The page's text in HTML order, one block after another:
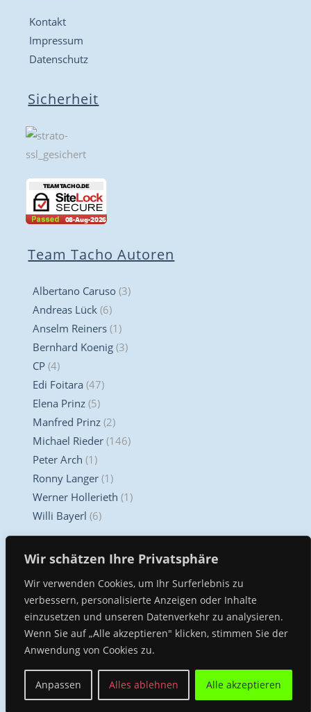
Wir schätzen Ihre Privatsphäre
Wir verwenden Cookies, um Ihr Surferlebnis zu
verbessern, personalisierte Anzeigen oder Inhalte
einzusetzen und unseren Datenverkehr zu analysieren.
Wenn Sie auf „Alle akzeptieren" klicken, stimmen Sie der
Anwendung von Cookies zu.
Anpassen Alles ablehnen Alle akzeptieren
Kontakt
Impressum
Datenschutz
Sicherheit
Team Tacho Autoren
Albertano Caruso (3)
Andreas Lück (6)
Anselm Reiners (1)
Bernhard Koenig (3)
CP (4)
Edi Foitara (47)
Elena Prinz (5)
Manfred Prinz (2)
Michael Rieder (146)
Peter Arch (1)
Ronny Langer (1)
Werner Hollerieth (1)
Willi Bayerl (6)
Unser Kompetenz Center